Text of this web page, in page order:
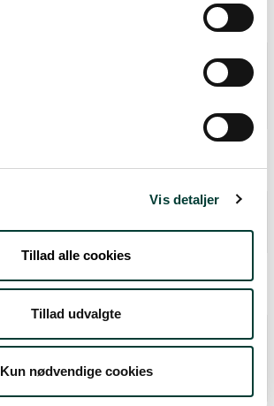
Vis detaljer
Tillad alle cookies
Tillad udvalgte
Kun nødvendige cookies
græs.
Ja
et hjælpemiddel ved ruten?
Nej
Nej
Nej
uden trin og trapper